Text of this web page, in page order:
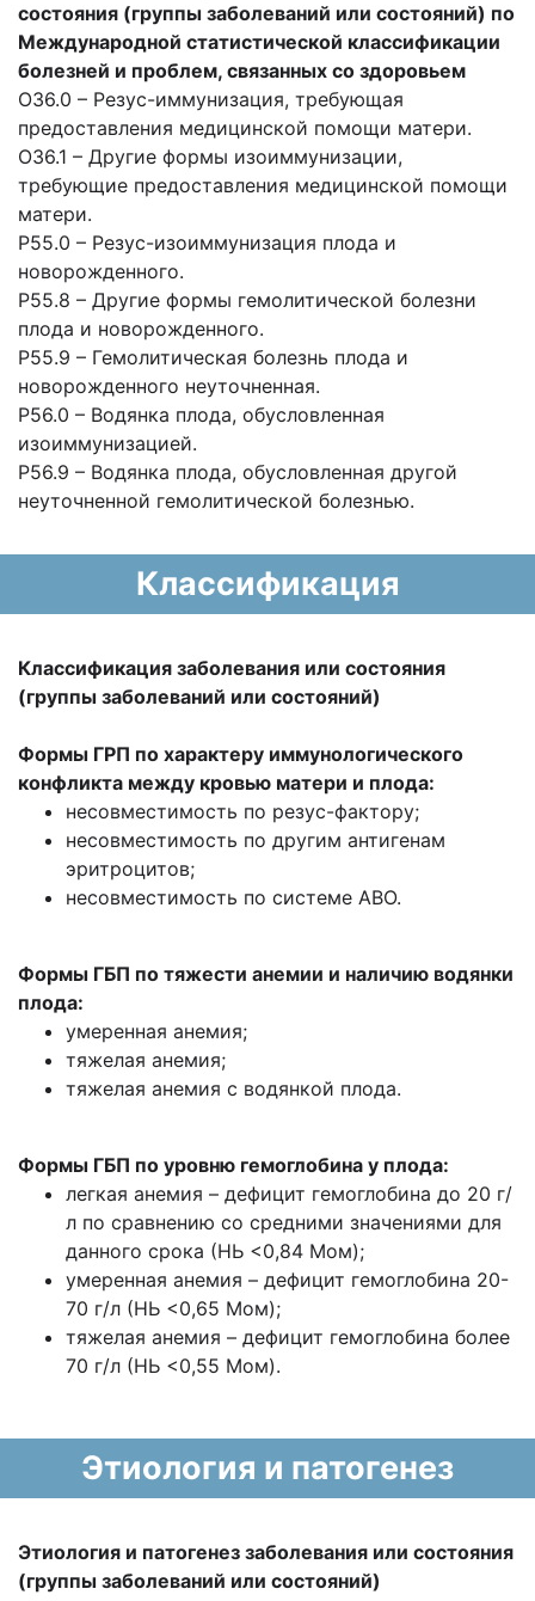
состояния (группы заболеваний или состояний) по
Международной статистической классификации
болезней и проблем, связанных со здоровьем
O36.0 – Резус-иммунизация, требующая
предоставления медицинской помощи матери.
O36.1 – Другие формы изоиммунизации,
требующие предоставления медицинской помощи
матери.
Р55.0 – Резус-изоиммунизация плода и
новорожденного.
Р55.8 – Другие формы гемолитической болезни
плода и новорожденного.
Р55.9 – Гемолитическая болезнь плода и
новорожденного неуточненная.
Р56.0 – Водянка плода, обусловленная
изоиммунизацией.
Р56.9 – Водянка плода, обусловленная другой
неуточненной гемолитической болезнью.
Классификация
Классификация заболевания или состояния
(группы заболеваний или состояний)
Формы ГРП по характеру иммунологического
конфликта между кровью матери и плода:
несовместимость по резус-фактору;
несовместимость по другим антигенам
эритроцитов;
несовместимость по системе АВО.
Формы ГБП по тяжести анемии и наличию водянки
плода:
умеренная анемия;
тяжелая анемия;
тяжелая анемия с водянкой плода.
Формы ГБП по уровню гемоглобина у плода:
легкая анемия – дефицит гемоглобина до 20 г/
л по сравнению со средними значениями для
данного срока (НЬ <0,84 Мом);
умеренная анемия – дефицит гемоглобина 20-
70 г/л (НЬ <0,65 Мом);
тяжелая анемия – дефицит гемоглобина более
70 г/л (НЬ <0,55 Мом).
Этиология и патогенез
Этиология и патогенез заболевания или состояния
(группы заболеваний или состояний)